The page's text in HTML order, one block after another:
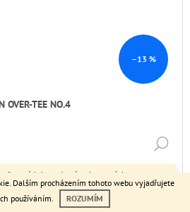
. Dalším procházením tohoto webu vyjadřujete
používáním.
ROZUMÍM
první, kdo se dozví o chystaných
a slevy jen pro odběratele.
–13 %
OVER-TEE NO.4